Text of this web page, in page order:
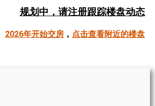
规划中，请注册跟踪楼盘动态
2026年开始交房 ， 点击查看附近的楼盘